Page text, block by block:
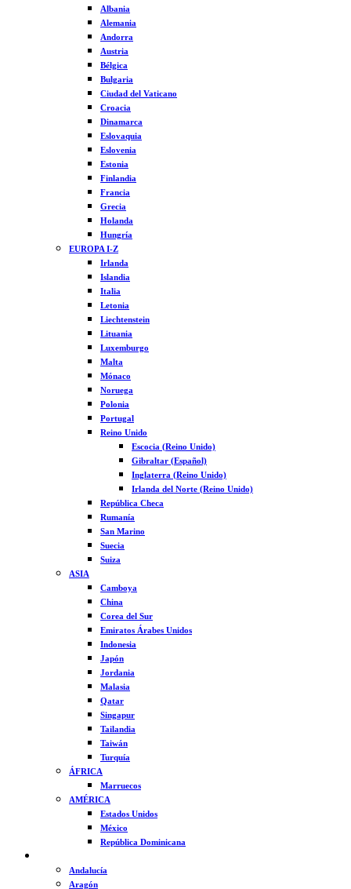
Albania
Alemania
Andorra
Austria
Bélgica
Bulgaria
Ciudad del Vaticano
Croacia
Dinamarca
Eslovaquia
Eslovenia
Estonia
Finlandia
Francia
Grecia
Holanda
Hungría
EUROPA I-Z
Irlanda
Islandia
Italia
Letonia
Liechtenstein
Lituania
Luxemburgo
Malta
Mónaco
Noruega
Polonia
Portugal
Reino Unido
Escocia (Reino Unido)
Gibraltar (Español)
Inglaterra (Reino Unido)
Irlanda del Norte (Reino Unido)
República Checa
Rumanía
San Marino
Suecia
Suiza
ASIA
Camboya
China
Corea del Sur
Emiratos Árabes Unidos
Indonesia
Japón
Jordania
Malasia
Qatar
Singapur
Tailandia
Taiwán
Turquía
ÁFRICA
Marruecos
AMÉRICA
Estados Unidos
México
República Dominicana
Andalucía
Aragón